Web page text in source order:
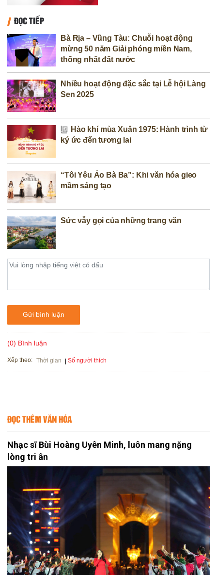
ĐỌC TIẾP
Bà Rịa – Vũng Tàu: Chuỗi hoạt động
mừng 50 năm Giải phóng miền Nam,
thống nhất đất nước
Nhiều hoạt động đặc sắc tại Lễ hội Làng
Sen 2025
Hào khí mùa Xuân 1975: Hành trình từ
ký ức đến tương lai
“Tôi Yêu Áo Bà Ba”: Khi văn hóa gieo
mầm sáng tạo
Sức vẫy gọi của những trang văn
Gửi bình luận
(0) Bình luận
Xếp theo: Thời gian Số người thích
ĐỌC THÊM VĂN HÓA
Nhạc sĩ Bùi Hoàng Uyên Minh, luôn mang nặng
lòng tri ân